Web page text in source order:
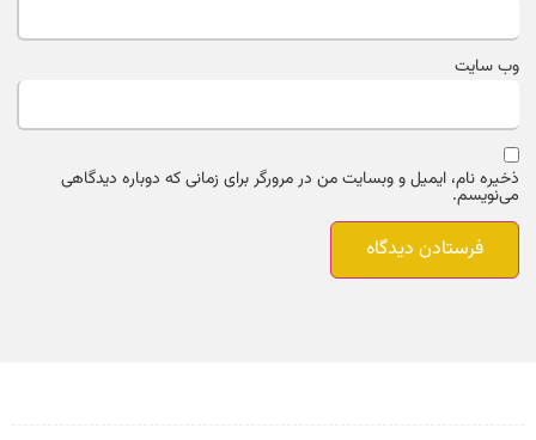
وب‌ سایت
ذخیره نام، ایمیل و وبسایت من در مرورگر برای زمانی که دوباره دیدگاهی
می‌نویسم.